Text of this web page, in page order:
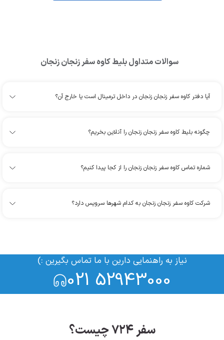
سوالات متداول بلیطکاوه سفر زنجان زنجان
آیا دفتر کاوه سفر زنجان زنجان در داخل ترمینال است یا خارج آن؟
چگونه بلیط کاوه سفر زنجان زنجان را آنلاین بخریم؟
شماره تماس کاوه سفر زنجان زنجان را از کجا پیدا کنیم؟
شرکت کاوه سفر زنجان زنجان به کدام شهرها سرویس دارد؟
نیاز به راهنمایی دارین با ما تماس بگیرین :)
021 52943000
سفر ۷۲۴ چیست؟